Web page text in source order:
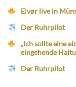
Eivør live in
Der Ruhrpilot
„Ich sollte eine
eingehende
Der Ruhrpilot